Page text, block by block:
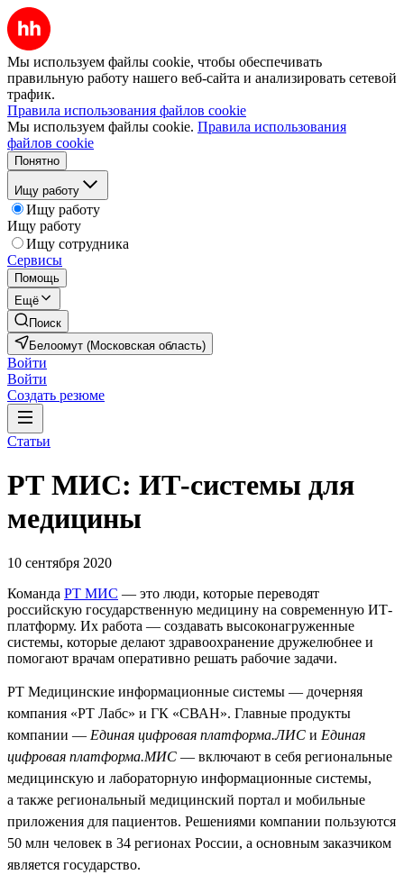
Мы используем файлы cookie, чтобы обеспечивать
правильную работу нашего веб-сайта и анализировать сетевой
трафик.
Правила использования файлов cookie
Мы используем файлы cookie. Правила использования
файлов cookie
Понятно
Ищу работу
Ищу работу
Ищу работу
Ищу сотрудника
Сервисы
Помощь
Ещё
Поиск
Белоомут (Московская область)
Войти
Войти
Создать резюме
Статьи
РТ МИС: ИТ-системы для
медицины
10 сентября 2020
Команда РТ МИС — это люди, которые переводят
российскую государственную медицину на современную ИТ-
платформу. Их работа — создавать высоконагруженные
системы, которые делают здравоохранение дружелюбнее и
помогают врачам оперативно решать рабочие задачи.
РТ Медицинские информационные системы — дочерняя
компания «РТ Лабс» и ГК «СВАН». Главные продукты
компании — Единая цифровая платформа.ЛИС и Единая
цифровая платформа.МИС — включают в себя региональные
медицинскую и лабораторную информационные системы,
а также региональный медицинский портал и мобильные
приложения для пациентов. Решениями компании пользуются
50 млн человек в 34 регионах России, а основным заказчиком
является государство.